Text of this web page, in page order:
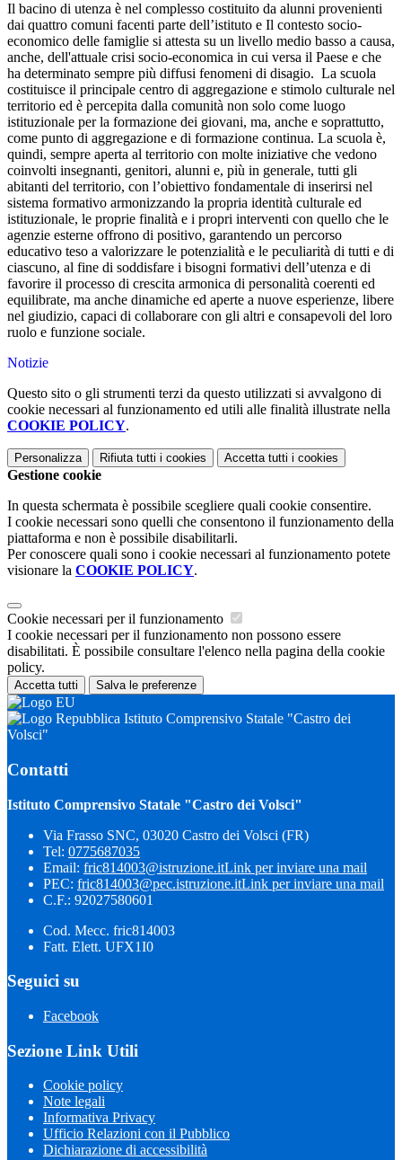
Il bacino di utenza è nel complesso costituito da alunni provenienti
dai quattro comuni facenti parte dell’istituto e Il contesto socio-
economico delle famiglie si attesta su un livello medio basso a causa,
anche, dell'attuale crisi socio-economica in cui versa il Paese e che
ha determinato sempre più diffusi fenomeni di disagio. La scuola
costituisce il principale centro di aggregazione e stimolo culturale nel
territorio ed è percepita dalla comunità non solo come luogo
istituzionale per la formazione dei giovani, ma, anche e soprattutto,
come punto di aggregazione e di formazione continua. La scuola è,
quindi, sempre aperta al territorio con molte iniziative che vedono
coinvolti insegnanti, genitori, alunni e, più in generale, tutti gli
abitanti del territorio, con l’obiettivo fondamentale di inserirsi nel
sistema formativo armonizzando la propria identità culturale ed
istituzionale, le proprie finalità e i propri interventi con quello che le
agenzie esterne offrono di positivo, garantendo un percorso
educativo teso a valorizzare le potenzialità e le peculiarità di tutti e di
ciascuno, al fine di soddisfare i bisogni formativi dell’utenza e di
favorire il processo di crescita armonica di personalità coerenti ed
equilibrate, ma anche dinamiche ed aperte a nuove esperienze, libere
nel giudizio, capaci di collaborare con gli altri e consapevoli del loro
ruolo e funzione sociale.
Notizie
Questo sito o gli strumenti terzi da questo utilizzati si avvalgono di
cookie necessari al funzionamento ed utili alle finalità illustrate nella
COOKIE POLICY.
Personalizza Rifiuta tutti i cookies Accetta tutti i cookies
Gestione cookie
In questa schermata è possibile scegliere quali cookie consentire.
I cookie necessari sono quelli che consentono il funzionamento della
piattaforma e non è possibile disabilitarli.
Per conoscere quali sono i cookie necessari al funzionamento potete
visionare la COOKIE POLICY.
Cookie necessari per il funzionamento
I cookie necessari per il funzionamento non possono essere
disabilitati. È possibile consultare l'elenco nella pagina della cookie
policy.
Accetta tutti Salva le preferenze
Istituto Comprensivo Statale "Castro dei
Volsci"
Contatti
Istituto Comprensivo Statale "Castro dei Volsci"
Via Frasso SNC, 03020 Castro dei Volsci (FR)
Tel: 0775687035
Email: fric814003@istruzione.itLink per inviare una mail
PEC: fric814003@pec.istruzione.itLink per inviare una mail
C.F.: 92027580601
Cod. Mecc. fric814003
Fatt. Elett. UFX1I0
Seguici su
Facebook
Sezione Link Utili
Cookie policy
Note legali
Informativa Privacy
Ufficio Relazioni con il Pubblico
Dichiarazione di accessibilità